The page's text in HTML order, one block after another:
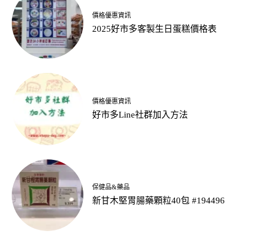
價格優惠資訊
2025好市多客製生日蛋糕價格表
價格優惠資訊
好市多Line社群加入方法
保健品&藥品
新甘木堅胃腸藥顆粒40包 #194496